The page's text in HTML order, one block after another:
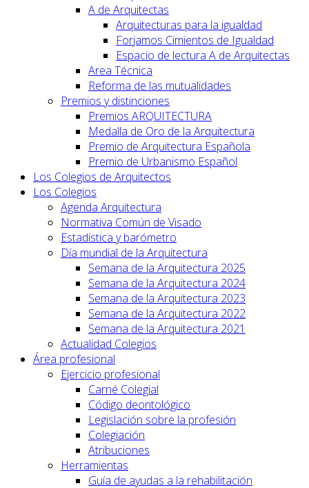
A de Arquitectas
Arquitecturas para la igualdad
Forjamos Cimientos de Igualdad
Espacio de lectura A de Arquitectas
Area Técnica
Reforma de las mutualidades
Premios y distinciones
Premios ARQUITECTURA
Medalla de Oro de la Arquitectura
Premio de Arquitectura Española
Premio de Urbanismo Español
Los Colegios de Arquitectos
Los Colegios
Agenda Arquitectura
Normativa Común de Visado
Estadística y barómetro
Día mundial de la Arquitectura
Semana de la Arquitectura 2025
Semana de la Arquitectura 2024
Semana de la Arquitectura 2023
Semana de la Arquitectura 2022
Semana de la Arquitectura 2021
Actualidad Colegios
Área profesional
Ejercicio profesional
Carné Colegial
Código deontológico
Legislación sobre la profesión
Colegiación
Atribuciones
Herramientas
Guía de ayudas a la rehabilitación